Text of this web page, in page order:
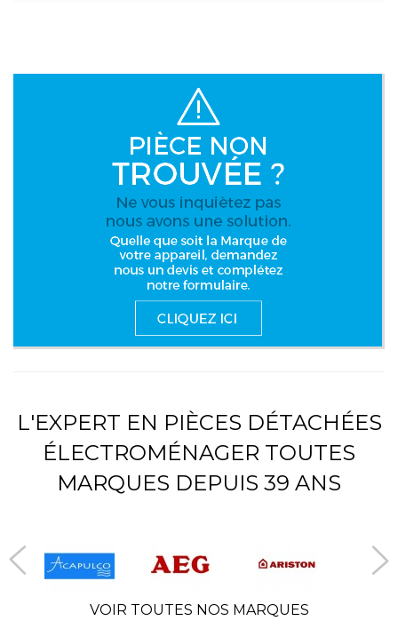
L'EXPERT EN PIÈCES DÉTACHÉES
ÉLECTROMÉNAGER TOUTES
MARQUES DEPUIS 39 ANS
VOIR TOUTES NOS MARQUES